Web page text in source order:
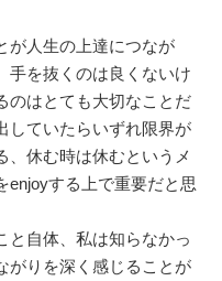
が人生の上達につなが
手を抜くのは良くないけ
のはとても大切なことだ
していたらいずれ限界が
、休む時は休むというメ
enjoyする上で重要だと思
と自体、私は知らなかっ
がりを深く感じることが